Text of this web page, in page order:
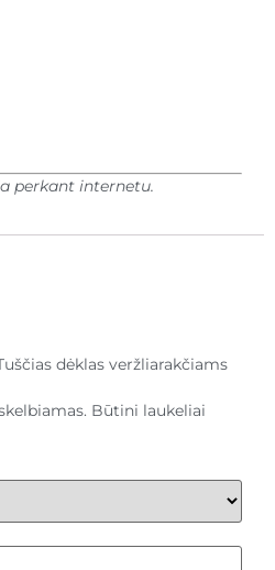
perkant internetu.
dėklas veržliarakčiams
Būtini laukeliai